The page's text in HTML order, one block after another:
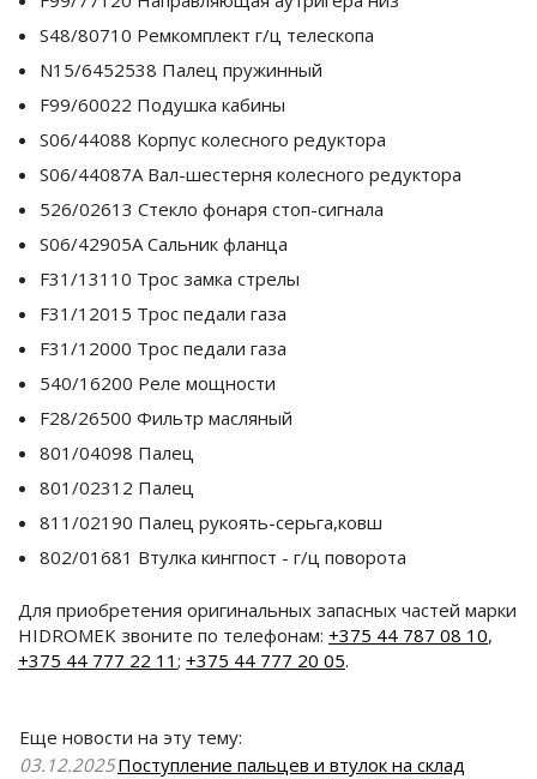
S48/80710 Ремкомплект г/ц телескопа
N15/6452538 Палец пружинный
F99/60022 Подушка кабины
S06/44088 Корпус колесного редуктора
S06/44087A Вал-шестерня колесного редуктора
526/02613 Стекло фонаря стоп-сигнала
S06/42905A Сальник фланца
F31/13110 Трос замка стрелы
F31/12015 Трос педали газа
F31/12000 Трос педали газа
540/16200 Реле мощности
F28/26500 Фильтр масляный
801/04098 Палец
801/02312 Палец
811/02190 Палец рукоять-серьга,ковш
802/01681 Втулка кингпост - г/ц поворота
Для приобретения оригинальных запасных частей марки
HIDROMEK звоните по телефонам: +375 44 787 08 10,
+375 44 777 22 11 ; +375 44 777 20 05.
Еще новости на эту тему:
03.12.2025Поступление пальцев и втулок на склад